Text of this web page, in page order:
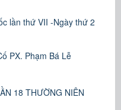
lần thứ VII -Ngày thứ 2
PX. Phạm Bá Lễ
18 THƯỜNG NIÊN